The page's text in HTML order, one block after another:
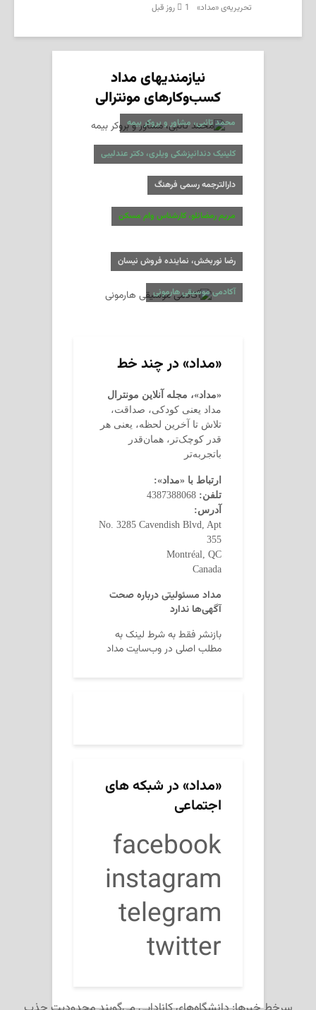
تحریریه‌ی «مداد» 1 روز قبل
نیازمندیهای مداد
کسب‌وکارهای مونترالی
محمد تائبی، مشاور و بروکر بیمه
کلینیک دندانپزشکی ویلری، دکتر عندلیبی
دارالترجمه رسمی فرهنگ
مریم رمضانلو، کارشناس وام مسکن
رضا نوربخش، نماینده فروش نیسان
آکادمی موسیقی هارمونی
«مداد» در چند خط
«مداد»، مجله آنلاین مونترال
مداد یعنی کودکی، صداقت،
تلاش تا آخرین لحظه، یعنی هر
قدر کوچک‌تر، همان‌قدر
باتجربه‌تر
ارتباط با «مداد»:
تلفن:
آدرس:
No. 3285 Cavendish Blvd, Apt
355
Montréal, QC
Canada
مداد مسئولیتی درباره صحت
آگهی‌ها ندارد
بازنشر فقط به شرط لینک به
مطلب اصلی در وب‌سایت مداد
«مداد» در شبکه های
اجتماعی
facebook
instagram
telegram
twitter